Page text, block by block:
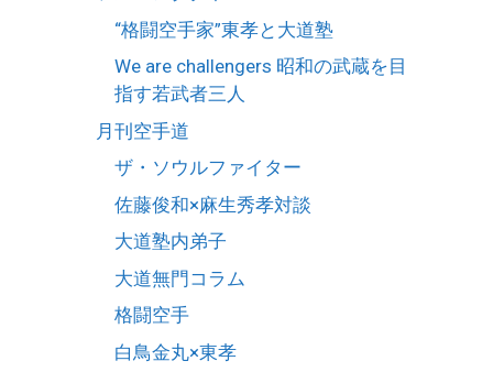
“格闘空手家”東孝と大道塾
We are challengers 昭和の武蔵を目
指す若武者三人
月刊空手道
ザ・ソウルファイター
佐藤俊和×麻生秀孝対談
大道塾内弟子
大道無門コラム
格闘空手
白鳥金丸×東孝